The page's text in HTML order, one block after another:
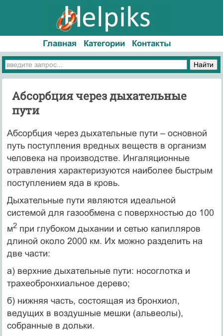
Главная Категории Контакты
Абсорбция через дыхательные
пути
Абсорбция через дыхательные пути – основной
путь поступления вредных веществ в организм
человека на производстве. Ингаляционные
отравления характеризуются наиболее быстрым
поступлением яда в кровь.
Дыхательные пути являются идеальной
системой для газообмена с поверхностью до 100
м2при глубоком дыхании и сетью капилляров
длиной около 2000 км. Их можно разделить на
две части:
а) верхние дыхательные пути: носоглотка и
трахеобронхиальное дерево;
б) нижняя часть, состоящая из бронхиол,
ведущих в воздушные мешки (альвеолы),
собранные в дольки.